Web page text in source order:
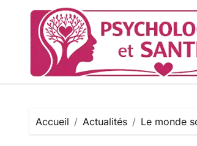
Accueil Actualités Le monde